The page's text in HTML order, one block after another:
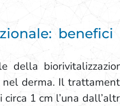
benefici
della
derma. Il
1 cm l’una